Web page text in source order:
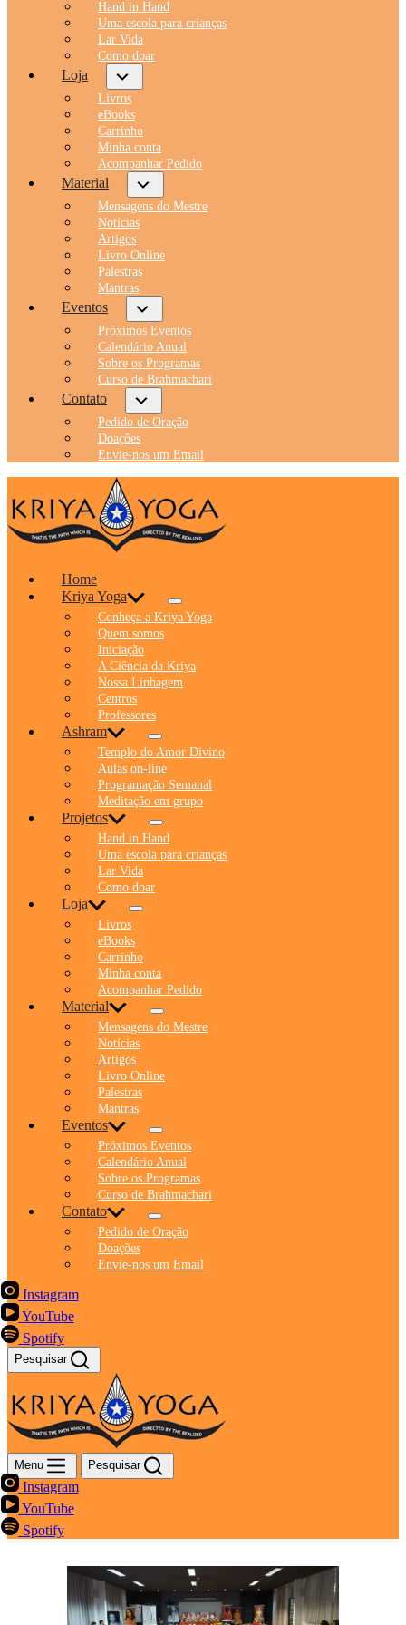
Hand in Hand
Uma escola para crianças
Lar Vida
Como doar
Loja
Livros
eBooks
Carrinho
Minha conta
Acompanhar Pedido
Material
Mensagens do Mestre
Notícias
Artigos
Livro Online
Palestras
Mantras
Eventos
Próximos Eventos
Calendário Anual
Sobre os Programas
Curso de Brahmachari
Contato
Pedido de Oração
Doações
Envie-nos um Email
Home
Kriya Yoga
Conheça a Kriya Yoga
Quem somos
Iniciação
A Ciência da Kriya
Nossa Linhagem
Centros
Professores
Ashram
Templo do Amor Divino
Aulas on-line
Programação Semanal
Meditação em grupo
Projetos
Hand in Hand
Uma escola para crianças
Lar Vida
Como doar
Loja
Livros
eBooks
Carrinho
Minha conta
Acompanhar Pedido
Material
Mensagens do Mestre
Notícias
Artigos
Livro Online
Palestras
Mantras
Eventos
Próximos Eventos
Calendário Anual
Sobre os Programas
Curso de Brahmachari
Contato
Pedido de Oração
Doações
Envie-nos um Email
Instagram
YouTube
Spotify
Pesquisar
Menu Pesquisar
Instagram
YouTube
Spotify